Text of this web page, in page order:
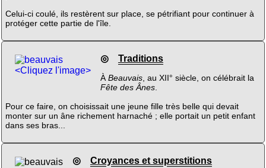
Celui-ci coulé, ils restèrent sur place, se pétrifiant pour continuer à
protéger cette partie de l'île.
<Cliquez l'image>
◎ Traditions
À Beauvais, au XII° siècle, on célébrait la
Fête des Ânes.
Pour ce faire, on choisissait une jeune fille très belle qui devait
monter sur un âne richement harnaché ; elle portait un petit enfant
dans ses bras...
◎ Croyances et superstitions